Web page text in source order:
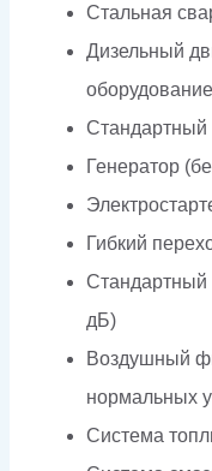
Стальная
Дизельный
Стандартный
Генератор
Гибкий
дБ)
Воздушный
нормальных
Система